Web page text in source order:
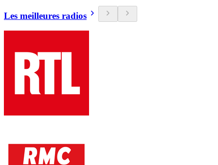
Les meilleures radios